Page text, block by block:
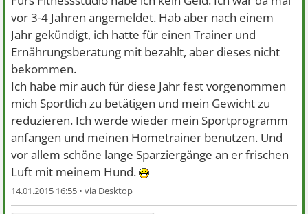
vor 3-4 Jahren angemeldet. Hab aber nach einem
Jahr gekündigt, ich hatte für einen Trainer und
Ernährungsberatung mit bezahlt, aber dieses nicht
bekommen.
Ich habe mir auch für diese Jahr fest vorgenommen
mich Sportlich zu betätigen und mein Gewicht zu
reduzieren. Ich werde wieder mein Sportprogramm
anfangen und meinen Hometrainer benutzen. Und
vor allem schöne lange Sparziergänge an er frischen
Luft mit meinem Hund.
14.01.2015 16:55 •